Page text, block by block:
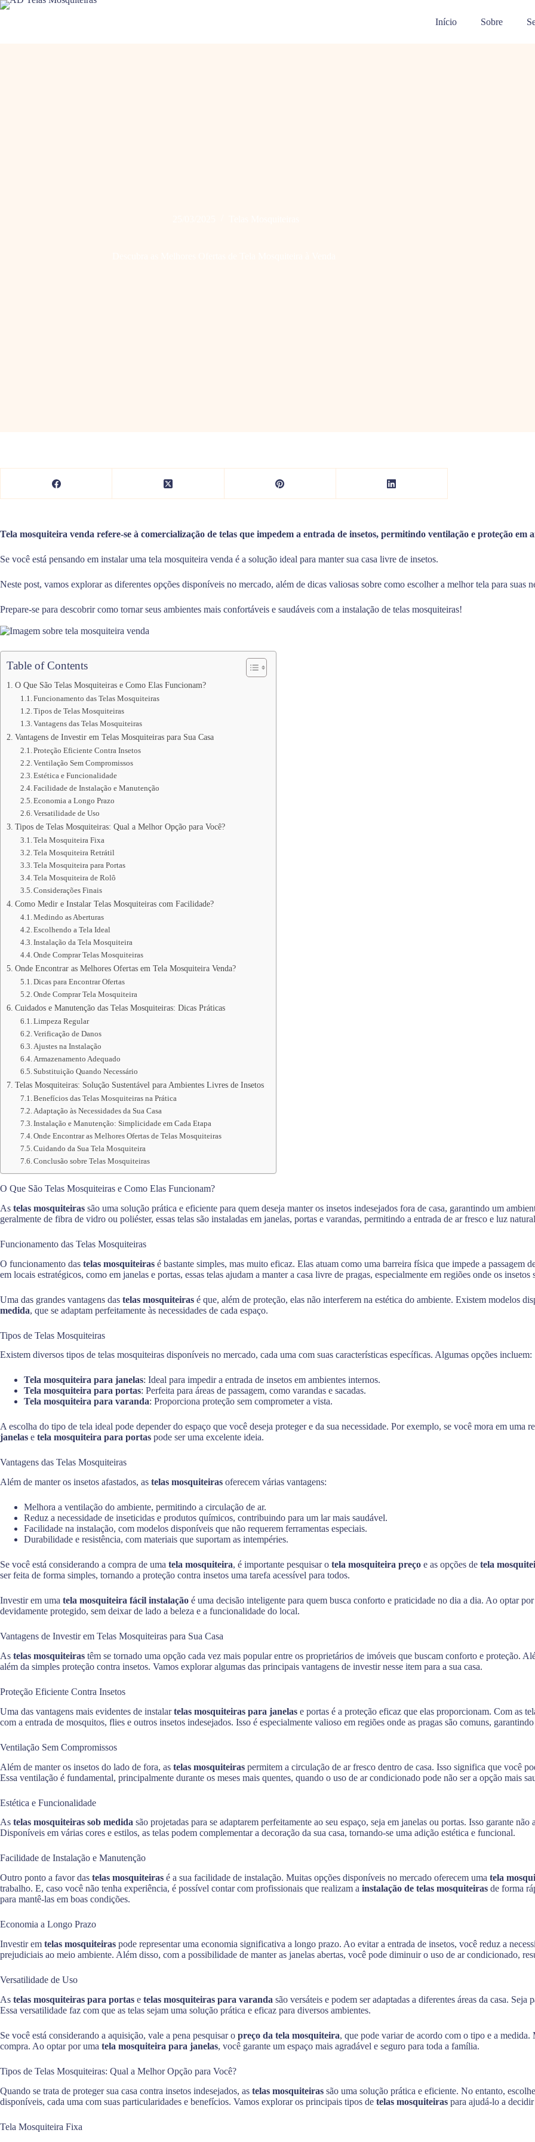
Pular
Início Sobre
Tela mosquiteira venda refere-se à comercialização de telas que impedem a entrada de insetos, permitindo ventilação e proteção em
Se você está pensando em instalar uma tela mosquiteira venda é a solução ideal para manter sua casa livre de insetos.
Neste post, vamos explorar as diferentes opções disponíveis no mercado, além de dicas valiosas sobre como escolher a melhor tela para suas
Prepare-se para descobrir como tornar seus ambientes mais confortáveis e saudáveis com a instalação de telas mosquiteiras!
Table of Contents
O Que São Telas Mosquiteiras e Como Elas Funcionam?
Funcionamento das Telas Mosquiteiras
Tipos de Telas Mosquiteiras
Vantagens das Telas Mosquiteiras
Vantagens de Investir em Telas Mosquiteiras para Sua Casa
Proteção Eficiente Contra Insetos
Ventilação Sem Compromissos
Estética e Funcionalidade
Facilidade de Instalação e Manutenção
Economia a Longo Prazo
Versatilidade de Uso
Tipos de Telas Mosquiteiras: Qual a Melhor Opção para Você?
Tela Mosquiteira Fixa
Tela Mosquiteira Retrátil
Tela Mosquiteira para Portas
Tela Mosquiteira de Rolô
Considerações Finais
Como Medir e Instalar Telas Mosquiteiras com Facilidade?
Medindo as Aberturas
Escolhendo a Tela Ideal
Instalação da Tela Mosquiteira
Onde Comprar Telas Mosquiteiras
Onde Encontrar as Melhores Ofertas em Tela Mosquiteira Venda?
Dicas para Encontrar Ofertas
Onde Comprar Tela Mosquiteira
Cuidados e Manutenção das Telas Mosquiteiras: Dicas Práticas
Limpeza Regular
Verificação de Danos
Ajustes na Instalação
Armazenamento Adequado
Substituição Quando Necessário
Telas Mosquiteiras: Solução Sustentável para Ambientes Livres de Insetos
Benefícios das Telas Mosquiteiras na Prática
Adaptação às Necessidades da Sua Casa
Instalação e Manutenção: Simplicidade em Cada Etapa
Onde Encontrar as Melhores Ofertas de Telas Mosquiteiras
Cuidando da Sua Tela Mosquiteira
Conclusão sobre Telas Mosquiteiras
O Que São Telas Mosquiteiras e Como Elas Funcionam?
As telas mosquiteiras são uma solução prática e eficiente para quem deseja manter os insetos indesejados fora de casa, garantindo um
geralmente de fibra de vidro ou poliéster, essas telas são instaladas em janelas, portas e varandas, permitindo a entrada de ar fresco e luz
Funcionamento das Telas Mosquiteiras
O funcionamento das telas mosquiteiras é bastante simples, mas muito eficaz. Elas atuam como uma barreira física que impede a passagem
em locais estratégicos, como em janelas e portas, essas telas ajudam a manter a casa livre de pragas, especialmente em regiões onde os insetos
Uma das grandes vantagens das telas mosquiteiras é que, além de proteção, elas não interferem na estética do ambiente. Existem modelos
medida, que se adaptam perfeitamente às necessidades de cada espaço.
Tipos de Telas Mosquiteiras
Existem diversos tipos de telas mosquiteiras disponíveis no mercado, cada uma com suas características específicas. Algumas opções incluem:
Tela mosquiteira para janelas: Ideal para impedir a entrada de insetos em ambientes internos.
Tela mosquiteira para portas: Perfeita para áreas de passagem, como varandas e sacadas.
Tela mosquiteira para varanda: Proporciona proteção sem comprometer a vista.
A escolha do tipo de tela ideal pode depender do espaço que você deseja proteger e da sua necessidade. Por exemplo, se você mora em uma
janelas e tela mosquiteira para portas pode ser uma excelente ideia.
Vantagens das Telas Mosquiteiras
Além de manter os insetos afastados, as telas mosquiteiras oferecem várias vantagens:
Melhora a ventilação do ambiente, permitindo a circulação de ar.
Reduz a necessidade de inseticidas e produtos químicos, contribuindo para um lar mais saudável.
Facilidade na instalação, com modelos disponíveis que não requerem ferramentas especiais.
Durabilidade e resistência, com materiais que suportam as intempéries.
Se você está considerando a compra de uma tela mosquiteira, é importante pesquisar o tela mosquiteira preço e as opções de tela
ser feita de forma simples, tornando a proteção contra insetos uma tarefa acessível para todos.
Investir em uma tela mosquiteira fácil instalação é uma decisão inteligente para quem busca conforto e praticidade no dia a dia. Ao optar
devidamente protegido, sem deixar de lado a beleza e a funcionalidade do local.
Vantagens de Investir em Telas Mosquiteiras para Sua Casa
As telas mosquiteiras têm se tornado uma opção cada vez mais popular entre os proprietários de imóveis que buscam conforto e proteção.
além da simples proteção contra insetos. Vamos explorar algumas das principais vantagens de investir nesse item para a sua casa.
Proteção Eficiente Contra Insetos
Uma das vantagens mais evidentes de instalartelas mosquiteiras para janelas e portas é a proteção eficaz que elas proporcionam. Com as
com a entrada de mosquitos, flies e outros insetos indesejados. Isso é especialmente valioso em regiões onde as pragas são comuns,
Ventilação Sem Compromissos
Além de manter os insetos do lado de fora, as telas mosquiteiras permitem a circulação de ar fresco dentro de casa. Isso significa que você
Essa ventilação é fundamental, principalmente durante os meses mais quentes, quando o uso de ar condicionado pode não ser a opção mais
Estética e Funcionalidade
As telas mosquiteiras sob medida são projetadas para se adaptarem perfeitamente ao seu espaço, seja em janelas ou portas. Isso garante
Disponíveis em várias cores e estilos, as telas podem complementar a decoração da sua casa, tornando-se uma adição estética e funcional.
Facilidade de Instalação e Manutenção
Outro ponto a favor das telas mosquiteiras é a sua facilidade de instalação. Muitas opções disponíveis no mercado oferecem uma tela
trabalho. E, caso você não tenha experiência, é possível contar com profissionais que realizam a instalação de telas mosquiteiras de forma
para mantê-las em boas condições.
Economia a Longo Prazo
Investir em telas mosquiteiras pode representar uma economia significativa a longo prazo. Ao evitar a entrada de insetos, você reduz a
prejudiciais ao meio ambiente. Além disso, com a possibilidade de manter as janelas abertas, você pode diminuir o uso de ar condicionado,
Versatilidade de Uso
As telas mosquiteiras para portas e telas mosquiteiras para varanda são versáteis e podem ser adaptadas a diferentes áreas da casa.
Essa versatilidade faz com que as telas sejam uma solução prática e eficaz para diversos ambientes.
Se você está considerando a aquisição, vale a pena pesquisar o preço da tela mosquiteira, que pode variar de acordo com o tipo e a
compra. Ao optar por uma tela mosquiteira para janelas, você garante um espaço mais agradável e seguro para toda a família.
Tipos de Telas Mosquiteiras: Qual a Melhor Opção para Você?
Quando se trata de proteger sua casa contra insetos indesejados, as telas mosquiteiras são uma solução prática e eficiente. No entanto,
disponíveis, cada uma com suas particularidades e benefícios. Vamos explorar os principais tipos de telas mosquiteiras para ajudá-lo a decidir
Tela Mosquiteira Fixa